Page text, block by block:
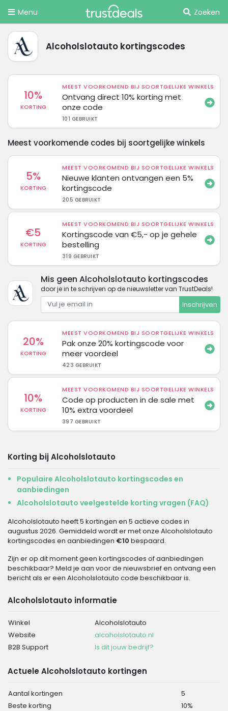
Menu Zoeken
Alcoholslotauto kortingscodes
10%
KORTING
MEEST VOORKOMEND BIJ SOORTGELIJKE WINKELS
Ontvang direct 10% korting met
onze code
101 GEBRUIKT
Meest voorkomende codes bij soortgelijke winkels
5%
KORTING
MEEST VOORKOMEND BIJ SOORTGELIJKE WINKELS
Nieuwe klanten ontvangen een 5%
kortingscode
205 GEBRUIKT
€5
KORTING
MEEST VOORKOMEND BIJ SOORTGELIJKE WINKELS
Kortingscode van €5,- op je gehele
bestelling
319 GEBRUIKT
Mis geen Alcoholslotauto kortingscodes
door je in te schrijven op de nieuwsletter van TrustDeals!
Inschrijven
20%
KORTING
MEEST VOORKOMEND BIJ SOORTGELIJKE WINKELS
Pak onze 20% kortingscode voor
meer voordeel
423 GEBRUIKT
10%
KORTING
MEEST VOORKOMEND BIJ SOORTGELIJKE WINKELS
Code op producten in de sale met
10% extra voordeel
397 GEBRUIKT
Korting bij Alcoholslotauto
Populaire Alcoholslotauto kortingscodes en
aanbiedingen
Alcoholslotauto veelgestelde korting vragen (FAQ)
Alcoholslotauto heeft 5 kortingen en 5 actieve codes in
augustus 2026. Gemiddeld wordt er met onze Alcoholslotauto
kortingscodes en aanbiedingen €10 bespaard.
Zijn er op dit moment geen kortingscodes of aanbiedingen
beschikbaar? Meld je aan voor de nieuwsbrief en ontvang een
bericht als er een Alcoholslotauto code beschikbaar is.
Alcoholslotauto informatie
Winkel
Alcoholslotauto
Website
alcoholslotauto.nl
B2B Support
Is dit jouw bedrijf?
Actuele Alcoholslotauto kortingen
Aantal kortingen
5
Beste korting
10%